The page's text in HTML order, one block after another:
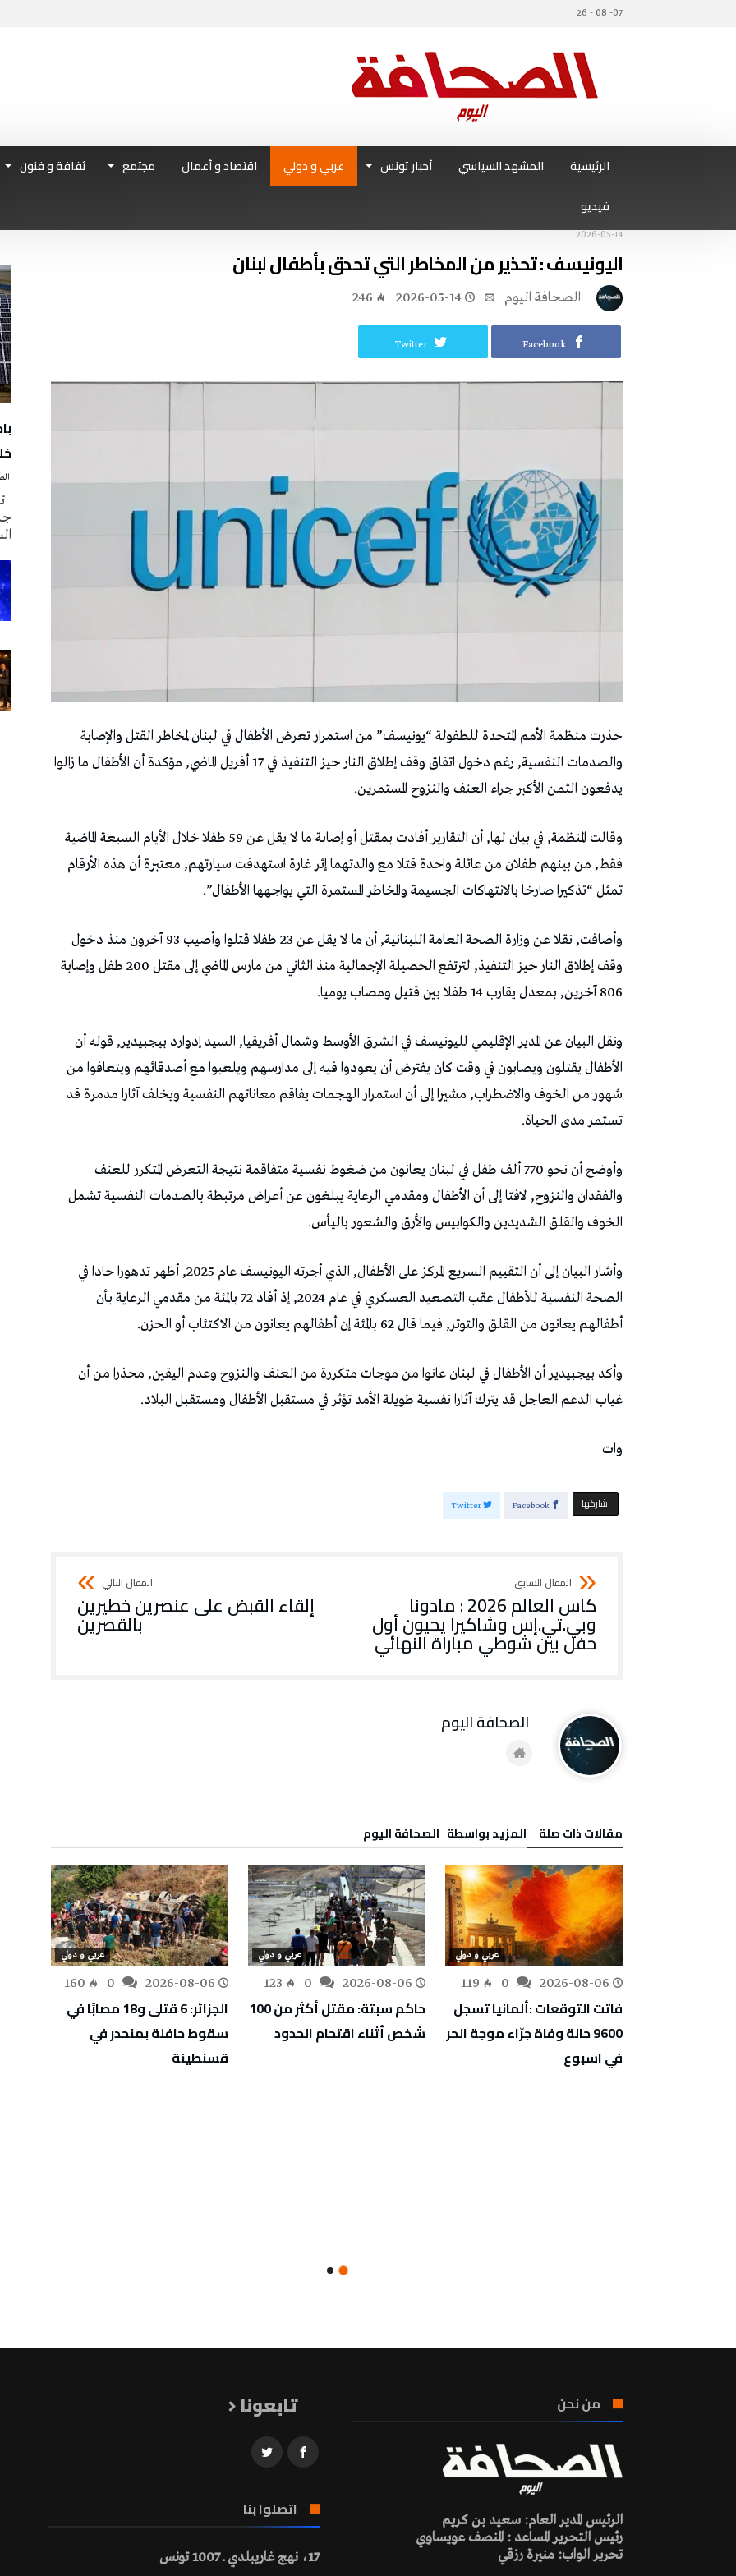
07- 08 - 26
الرئيسية المشهد السياسي أخبار تونس عربي و دولي اقتصاد و أعمال مجتمع ثقافة و فنون
فيديو
2026-05-14
اليونيسف : تحذير من المخاطر التي تحدق بأطفال لبنان
2026-05-14
246
Facebook
Twitter
حذرت منظمة الأمم المتحدة للطفولة “يونيسف” من استمرار تعرض الأطفال في لبنان لمخاطر القتل والإصابة
والصدمات النفسية, رغم دخول اتفاق وقف إطلاق النار حيز التنفيذ في 17 أفريل الماضي, مؤكدة أن الأطفال ما زالوا
يدفعون الثمن الأكبر جراء العنف والنزوح المستمرين.
وقالت المنظمة, في بيان لها, أن التقارير أفادت بمقتل أو إصابة ما لا يقل عن 59 طفلا خلال الأيام السبعة الماضية
فقط, من بينهم طفلان من عائلة واحدة قتلا مع والدتهما إثر غارة استهدفت سيارتهم, معتبرة أن هذه الأرقام
تمثل “تذكيرا صارخا بالانتهاكات الجسيمة والمخاطر المستمرة التي يواجهها الأطفال”.
وأضافت, نقلا عن وزارة الصحة العامة اللبنانية, أن ما لا يقل عن 23 طفلا قتلوا وأصيب 93 آخرون منذ دخول
وقف إطلاق النار حيز التنفيذ, لترتفع الحصيلة الإجمالية منذ الثاني من مارس الماضي إلى مقتل 200 طفل وإصابة
806 آخرين, بمعدل يقارب 14 طفلا بين قتيل ومصاب يوميا.
ونقل البيان عن المدير الإقليمي لليونيسف في الشرق الأوسط وشمال أفريقيا, السيد إدوارد بيجبيدير, قوله أن
الأطفال يقتلون ويصابون في وقت كان يفترض أن يعودوا فيه إلى مدارسهم ويلعبوا مع أصدقائهم ويتعافوا من
شهور من الخوف والاضطراب, مشيرا إلى أن استمرار الهجمات يفاقم معاناتهم النفسية ويخلف آثارا مدمرة قد
تستمر مدى الحياة.
وأوضح أن نحو 770 ألف طفل في لبنان يعانون من ضغوط نفسية متفاقمة نتيجة التعرض المتكرر للعنف
والفقدان والنزوح, لافتا إلى أن الأطفال ومقدمي الرعاية يبلغون عن أعراض مرتبطة بالصدمات النفسية تشمل
الخوف والقلق الشديدين والكوابيس والأرق والشعور باليأس.
وأشار البيان إلى أن التقييم السريع المركز على الأطفال, الذي أجرته اليونيسف عام 2025, أظهر تدهورا حادا في
الصحة النفسية للأطفال عقب التصعيد العسكري في عام 2024, إذ أفاد 72 بالمئة من مقدمي الرعاية بأن
أطفالهم يعانون من القلق والتوتر, فيما قال 62 بالمئة إن أطفالهم يعانون من الاكتئاب أو الحزن.
وأكد بيجبيدير أن الأطفال في لبنان عانوا من موجات متكررة من العنف والنزوح وعدم اليقين, محذرا من أن
غياب الدعم العاجل قد يترك آثارا نفسية طويلة الأمد تؤثر في مستقبل الأطفال ومستقبل البلاد.
وات
‫‫ شاركها‬ Facebook
Twitter
كاس العالم 2026 : مادونا
وبي.تي.إس وشاكيرا يحيون أول
حفل بين شوطي مباراة النهائي
إلقاء القبض على عنصرين خطيرين
بالقصرين
‫مقالات ذات صلة‬ ‫‫المزيد بواسطة‬ ‬ ‭ ‬الصحافة‭ ‬اليوم
عربي و دولي
2026-08-06
119
فاتت التوقعات :ألمانيا تسجل
9600 حالة وفاة جرّاء موجة الحر
في اسبوع
عربي و دولي
2026-08-06
123
حاكم سبتة: مقتل أكثر من 100
شخص أثناء اقتحام الحدود
عربي و دولي
2026-08-06
160
الجزائر: 6 قتلى و18 مصابًا في
سقوط حافلة بمنحدر في
قسنطينة
من نحن
الرئيس المدير العام: سعيد بن كريم
رئيس التحرير المساعد : المنصف عويساوي
تحرير الواب: منيرة رزقي
تابعونا
اتصلوا بنا
17، نهج غاريبلدي ـ 1007 تونس